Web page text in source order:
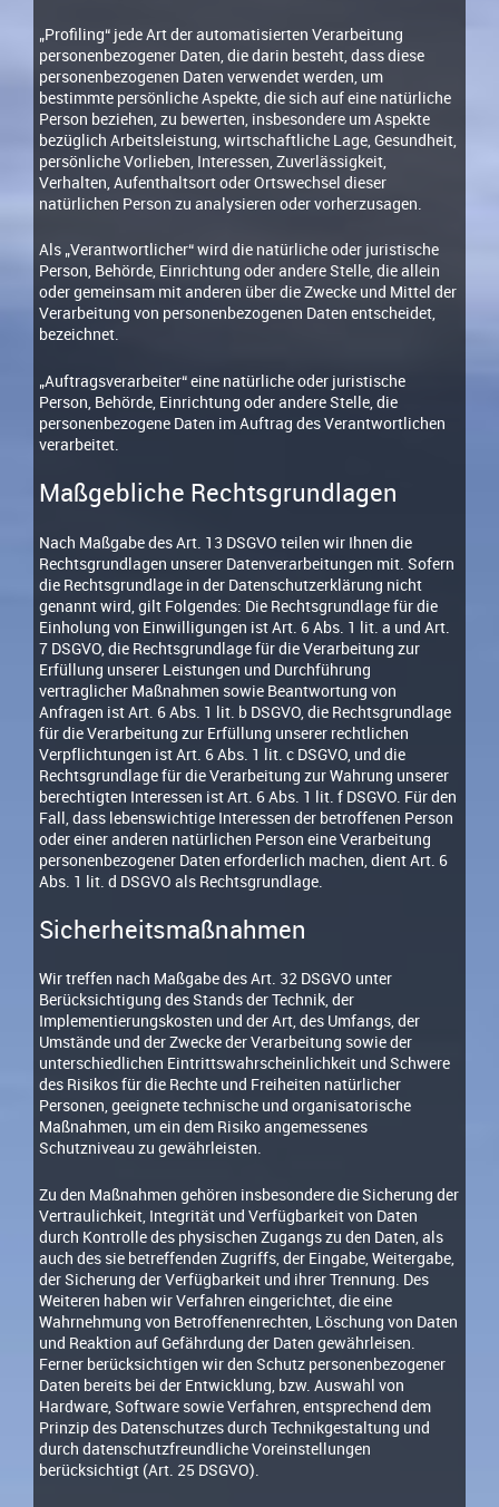
„Profiling“ jede Art der automatisierten Verarbeitung
personenbezogener Daten, die darin besteht, dass diese
personenbezogenen Daten verwendet werden, um
bestimmte persönliche Aspekte, die sich auf eine natürliche
Person beziehen, zu bewerten, insbesondere um Aspekte
bezüglich Arbeitsleistung, wirtschaftliche Lage, Gesundheit,
persönliche Vorlieben, Interessen, Zuverlässigkeit,
Verhalten, Aufenthaltsort oder Ortswechsel dieser
natürlichen Person zu analysieren oder vorherzusagen.
Als „Verantwortlicher“ wird die natürliche oder juristische
Person, Behörde, Einrichtung oder andere Stelle, die allein
oder gemeinsam mit anderen über die Zwecke und Mittel der
Verarbeitung von personenbezogenen Daten entscheidet,
bezeichnet.
„Auftragsverarbeiter“ eine natürliche oder juristische
Person, Behörde, Einrichtung oder andere Stelle, die
personenbezogene Daten im Auftrag des Verantwortlichen
verarbeitet.
Maßgebliche Rechtsgrundlagen
Nach Maßgabe des Art. 13 DSGVO teilen wir Ihnen die
Rechtsgrundlagen unserer Datenverarbeitungen mit. Sofern
die Rechtsgrundlage in der Datenschutzerklärung nicht
genannt wird, gilt Folgendes: Die Rechtsgrundlage für die
Einholung von Einwilligungen ist Art. 6 Abs. 1 lit. a und Art.
7 DSGVO, die Rechtsgrundlage für die Verarbeitung zur
Erfüllung unserer Leistungen und Durchführung
vertraglicher Maßnahmen sowie Beantwortung von
Anfragen ist Art. 6 Abs. 1 lit. b DSGVO, die Rechtsgrundlage
für die Verarbeitung zur Erfüllung unserer rechtlichen
Verpflichtungen ist Art. 6 Abs. 1 lit. c DSGVO, und die
Rechtsgrundlage für die Verarbeitung zur Wahrung unserer
berechtigten Interessen ist Art. 6 Abs. 1 lit. f DSGVO. Für den
Fall, dass lebenswichtige Interessen der betroffenen Person
oder einer anderen natürlichen Person eine Verarbeitung
personenbezogener Daten erforderlich machen, dient Art. 6
Abs. 1 lit. d DSGVO als Rechtsgrundlage.
Sicherheitsmaßnahmen
Wir treffen nach Maßgabe des Art. 32 DSGVO unter
Berücksichtigung des Stands der Technik, der
Implementierungskosten und der Art, des Umfangs, der
Umstände und der Zwecke der Verarbeitung sowie der
unterschiedlichen Eintrittswahrscheinlichkeit und Schwere
des Risikos für die Rechte und Freiheiten natürlicher
Personen, geeignete technische und organisatorische
Maßnahmen, um ein dem Risiko angemessenes
Schutzniveau zu gewährleisten.
Zu den Maßnahmen gehören insbesondere die Sicherung der
Vertraulichkeit, Integrität und Verfügbarkeit von Daten
durch Kontrolle des physischen Zugangs zu den Daten, als
auch des sie betreffenden Zugriffs, der Eingabe, Weitergabe,
der Sicherung der Verfügbarkeit und ihrer Trennung. Des
Weiteren haben wir Verfahren eingerichtet, die eine
Wahrnehmung von Betroffenenrechten, Löschung von Daten
und Reaktion auf Gefährdung der Daten gewährleisen.
Ferner berücksichtigen wir den Schutz personenbezogener
Daten bereits bei der Entwicklung, bzw. Auswahl von
Hardware, Software sowie Verfahren, entsprechend dem
Prinzip des Datenschutzes durch Technikgestaltung und
durch datenschutzfreundliche Voreinstellungen
berücksichtigt (Art. 25 DSGVO).